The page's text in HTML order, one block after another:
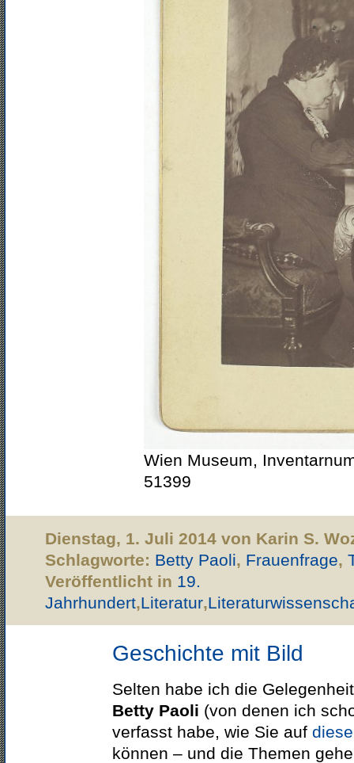
Wien Museum,
51399
Dienstag, 1. Juli 2014 von Karin S.
Schlagworte: Betty Paoli, Frauenfrage,
Veröffentlicht in 19.
Jahrhundert,Literatur,
Geschichte mit Bild
Selten habe ich die
Betty Paoli (von denen ich
verfasst habe, wie Sie auf
können – und die Themen